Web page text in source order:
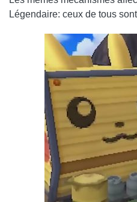
Légendaire: ceux de tous